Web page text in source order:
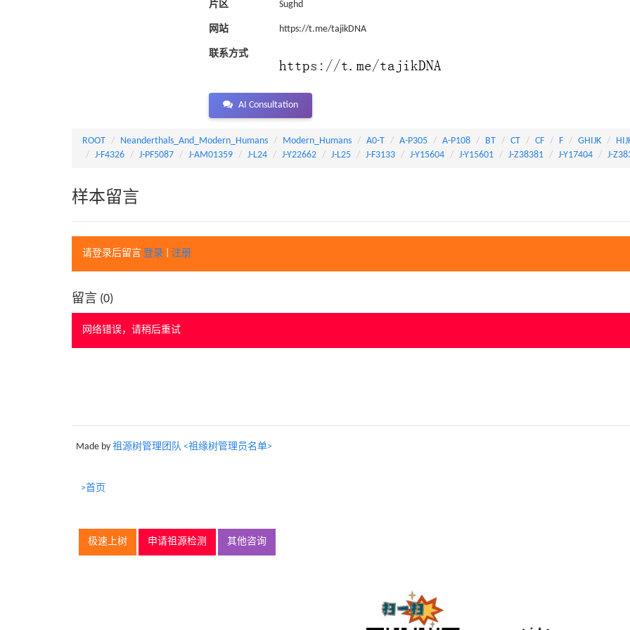
片区 Sughd
网站 https://t.me/tajikDNA
联系方式
AI Consultation
ROOT Neanderthals_And_Modern_Humans Modern_Humans A0-T A-P305 A-P108 BT CT CF F GHIJK
J-F4326
J-PF5087 J-AM01359 J-L24 J-Y22662 J-L25 J-F3133 J-Y15604 J-Y15601 J-Z38381 J-Y17404 J-
样本留言
请登录后留言 登录 注册
留言 (0)
网络错误，请稍后重试
Made by 祖源树管理团队 <祖缘树管理员名单>
>首页
极速上树 申请祖源检测 其他咨询